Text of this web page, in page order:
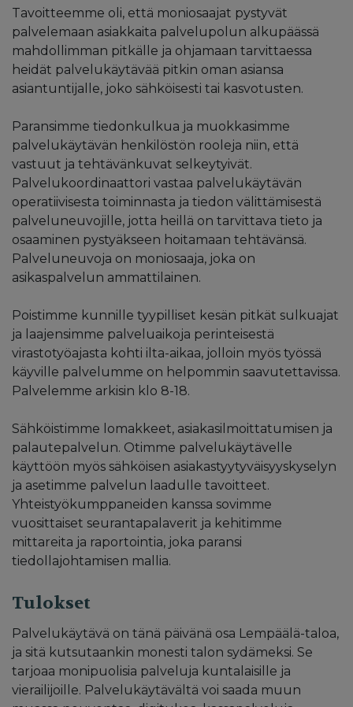
Tavoitteemme oli, että moniosaajat pystyvät
palvelemaan asiakkaita palvelupolun alkupäässä
mahdollimman pitkälle ja ohjamaan tarvittaessa
heidät palvelukäytävää pitkin oman asiansa
asiantuntijalle, joko sähköisesti tai kasvotusten.
Paransimme tiedonkulkua ja muokkasimme
palvelukäytävän henkilöstön rooleja niin, että
vastuut ja tehtävänkuvat selkeytyivät.
Palvelukoordinaattori vastaa palvelukäytävän
operatiivisesta toiminnasta ja tiedon välittämisestä
palveluneuvojille, jotta heillä on tarvittava tieto ja
osaaminen pystyäkseen hoitamaan tehtävänsä.
Palveluneuvoja on moniosaaja, joka on
asikaspalvelun ammattilainen.
Poistimme kunnille tyypilliset kesän pitkät sulkuajat
ja laajensimme palveluaikoja perinteisestä
virastotyöajasta kohti ilta-aikaa, jolloin myös työssä
käyville palvelumme on helpommin saavutettavissa.
Palvelemme arkisin klo 8-18.
Sähköistimme lomakkeet, asiakasilmoittatumisen ja
palautepalvelun. Otimme palvelukäytävelle
käyttöön myös sähköisen asiakastyytyväisyyskyselyn
ja asetimme palvelun laadulle tavoitteet.
Yhteistyökumppaneiden kanssa sovimme
vuosittaiset seurantapalaverit ja kehitimme
mittareita ja raportointia, joka paransi
tiedollajohtamisen mallia.
Tulokset
Palvelukäytävä on tänä päivänä osa Lempäälä-taloa,
ja sitä kutsutaankin monesti talon sydämeksi. Se
tarjoaa monipuolisia palveluja kuntalaisille ja
vierailijoille. Palvelukäytävältä voi saada muun